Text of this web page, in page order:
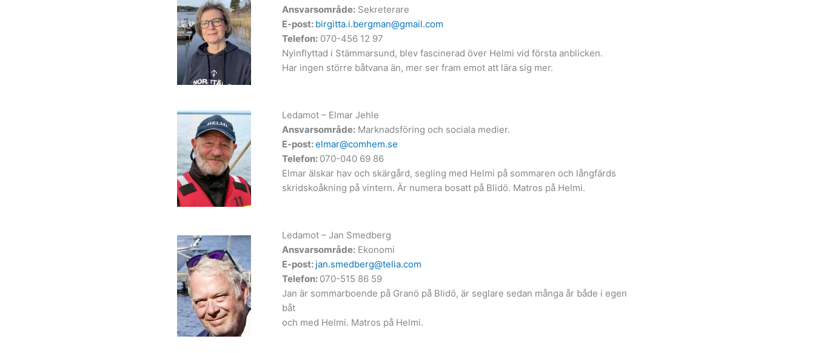
Ansvarsområde:Sekreterare
E-post: birgitta.i.bergman@gmail.com
Telefon:070-456 12 97
Nyinflyttad i Stämmarsund, blev fascinerad över Helmi vid första anblicken.
Har ingen större båtvana än, mer ser fram emot att lära sig mer.
Ledamot – Elmar Jehle
Ansvarsområde:Marknadsföring och sociala medier.
E-post:elmar@comhem.se
Telefon: 070-040 69 86
Elmar älskar hav och skärgård, segling med Helmi på sommaren och långfärds
skridskoåkning på vintern. Är numera bosatt på Blidö. Matros på Helmi.
Ledamot – Jan Smedberg
Ansvarsområde:Ekonomi
E-post: jan.smedberg@telia.com
Telefon: 070-515 86 59
Jan är sommarboende på Granö på Blidö, är seglare sedan många år både i egen
båt
och med Helmi. Matros på Helmi.